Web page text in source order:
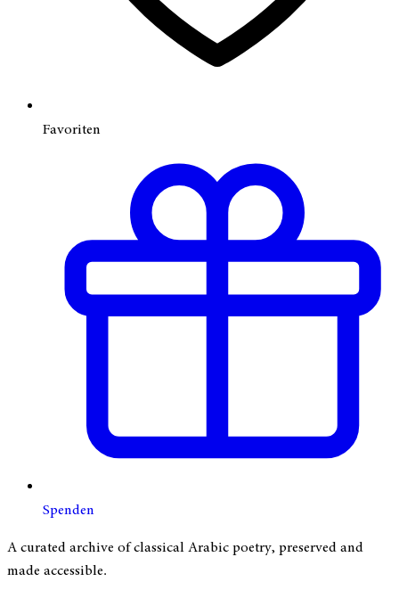
Favoriten
Spenden
A curated archive of classical Arabic poetry, preserved and
made accessible.